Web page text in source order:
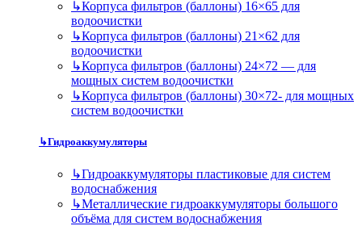
↳Корпуса фильтров (баллоны) 16×65 для
водоочистки
↳Корпуса фильтров (баллоны) 21×62 для
водоочистки
↳Корпуса фильтров (баллоны) 24×72 — для
мощных систем водоочистки
↳Корпуса фильтров (баллоны) 30×72- для мощных
систем водоочистки
↳Гидроаккумуляторы
↳Гидроаккумуляторы пластиковые для систем
водоснабжения
↳Металлические гидроаккумуляторы большого
объёма для систем водоснабжения